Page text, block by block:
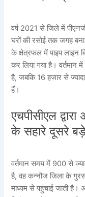
वर्ष 2021 से जिले में
घरों की रसोई तक जगह
के क्षेत्रफल में पाइप लाइन
कर लिया गया है।
है, जबकि 16 हजार से
हैं।
एचपीसीएल
के सहारे दूसरे
वर्तमान समय में 900 से
है, वह कन्नौज जिला के
माध्यम से पहुंचाई जाती